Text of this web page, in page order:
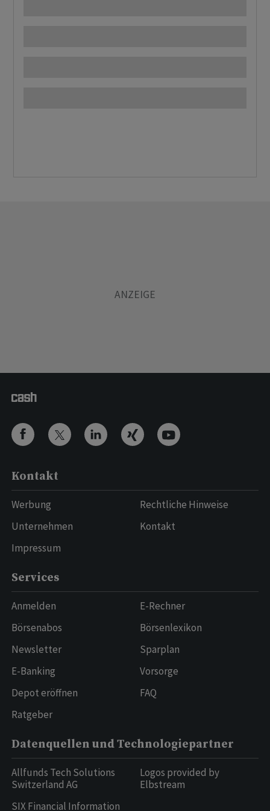
Kontakt
Werbung
Unternehmen
Impressum
Rechtliche Hinweise
Kontakt
Services
Anmelden
Börsenabos
Newsletter
E-Banking
Depot eröffnen
Ratgeber
E-Rechner
Börsenlexikon
Sparplan
Vorsorge
FAQ
Datenquellen und Technologiepartner
Allfunds Tech Solutions
Switzerland AG
SIX Financial Information
Logos provided by
Elbstream